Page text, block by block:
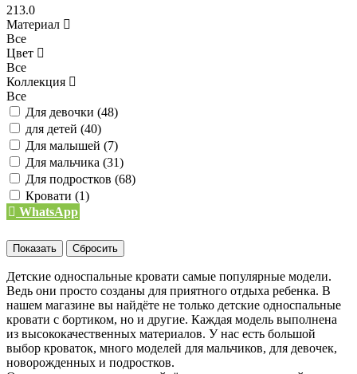
213.0
Материал
Все
Цвет
Все
Коллекция
Все
Для девочки (48)
для детей (40)
Для малышей (7)
Для мальчика (31)
Для подростков (68)
Кровати (1)
WhatsApp
Детские односпальные кровати самые популярные модели.
Ведь они просто созданы для приятного отдыха ребенка. В
нашем магазине вы найдёте не только детские односпальные
кровати с бортиком, но и другие. Каждая модель выполнена
из высококачественных материалов. У нас есть большой
выбор кроваток, много моделей для мальчиков, для девочек,
новорожденных и подростков.